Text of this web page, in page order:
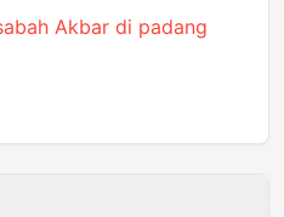
Akbar di padang